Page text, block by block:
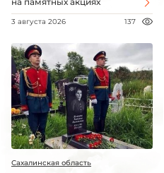
3 августа 2026 137
Сахалинская область